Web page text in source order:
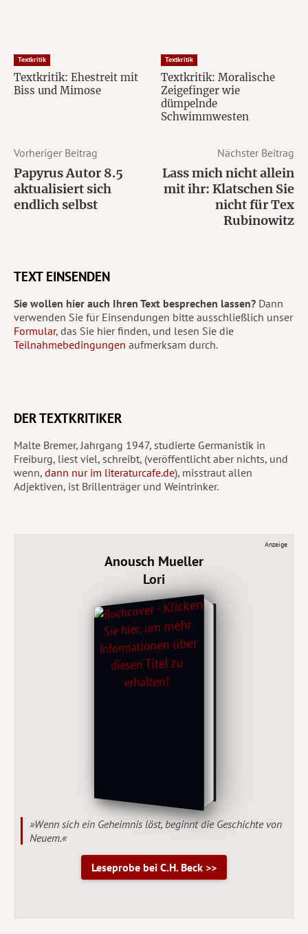
Textkritik
Textkritik: Ehestreit mit
Biss und Mimose
Textkritik
Textkritik: Moralische
Zeigefinger wie
dümpelnde
Schwimmwesten
Vorheriger Beitrag
Papyrus Autor 8.5
aktualisiert sich
endlich selbst
Nächster Beitrag
Lass mich nicht allein
mit ihr: Klatschen Sie
nicht für Tex
Rubinowitz
TEXT EINSENDEN
Sie wollen hier auch Ihren Text besprechen lassen? Dann
verwenden Sie für Einsendungen bitte ausschließlich unser
Formular, das Sie hier finden, und lesen Sie die
Teilnahmebedingungen aufmerksam durch.
DER TEXTKRITIKER
Malte Bremer, Jahrgang 1947, studierte Germanistik in
Freiburg, liest viel, schreibt, (veröffentlicht aber nichts, und
wenn, dann nur im literaturcafe.de), misstraut allen
Adjektiven, ist Brillenträger und Weintrinker.
Anzeige
Anousch Mueller
Lori
»Wenn sich ein Geheimnis löst, beginnt die Geschichte von
Neuem.«
Leseprobe bei C.H. Beck >>